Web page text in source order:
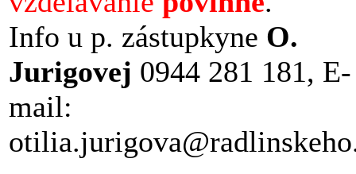
Info u p. zástupkyne O.
Jurigovej 0944 281 181, E-
mail: